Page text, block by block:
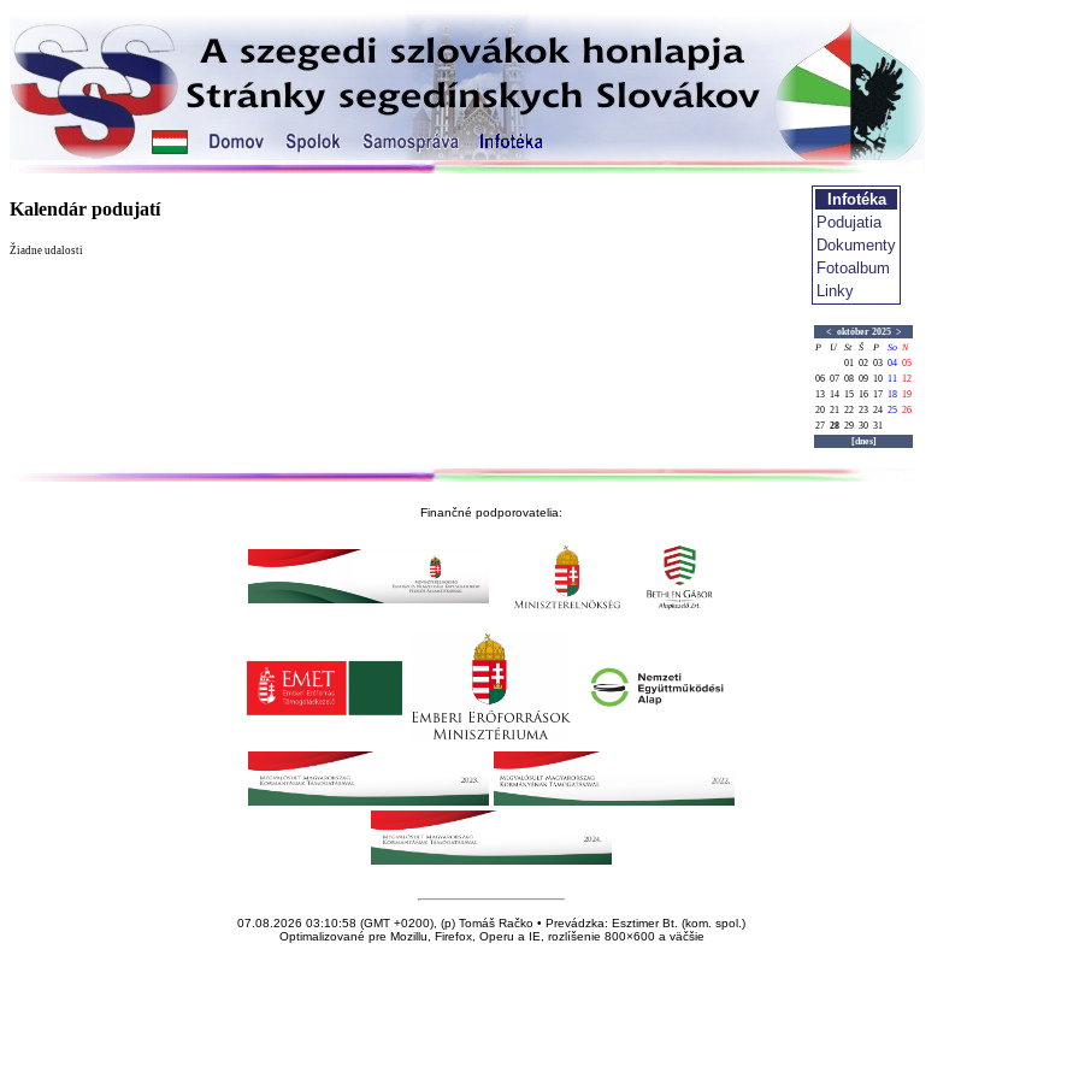
Kalendár podujatí
Žiadne udalosti
Infotéka
Podujatia
Dokumenty
Fotoalbum
Linky
< október 2025 >
P
U St Š P So N
01 02 03 04 05
06 07 08 09 10 11 12
13 14 15 16 17 18 19
20 21 22 23 24 25 26
27 28 29 30 31
[dnes]
Finančné podporovatelia:
07.08.2026 03:10:58 (GMT +0200), (p) Tomáš Račko • Prevádzka: Esztimer Bt. (kom. spol.)
Optimalizované pre Mozillu, Firefox, Operu a IE, rozlíšenie 800×600 a väčšie